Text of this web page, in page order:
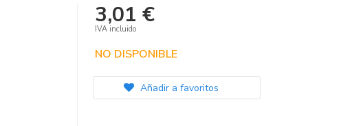
3,01 €
IVA incluido
NO DISPONIBLE
Añadir a favoritos